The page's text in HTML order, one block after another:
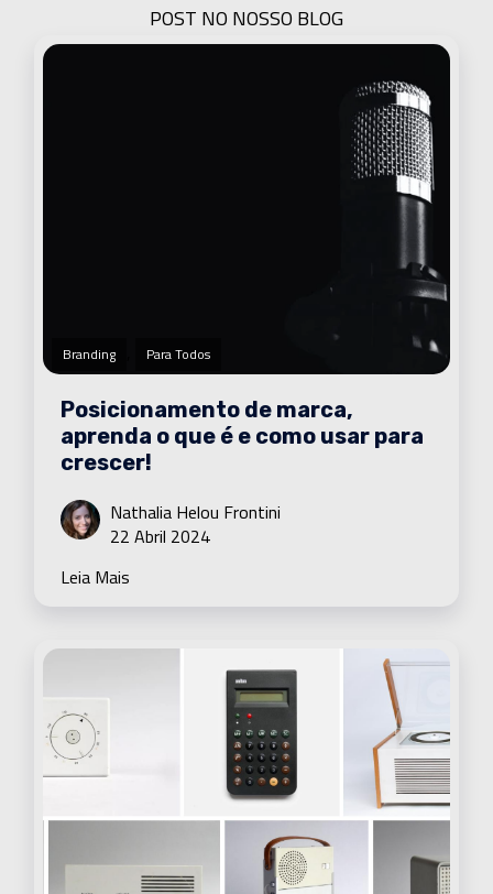
POST NO NOSSO BLOG
Branding Para Todos
Posicionamento de marca,
aprenda o que é e como usar para
crescer!
Nathalia Helou Frontini
22 Abril 2024
Leia Mais